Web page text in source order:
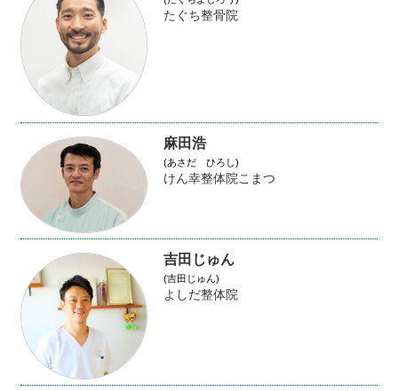
たぐち整骨院
麻田浩
(あさだ ひろし)
けん幸整体院こまつ
吉田じゅん
(吉田じゅん)
よしだ整体院